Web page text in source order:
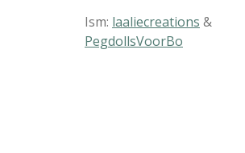
Ism: laaliecreations &
PegdollsVoorBo